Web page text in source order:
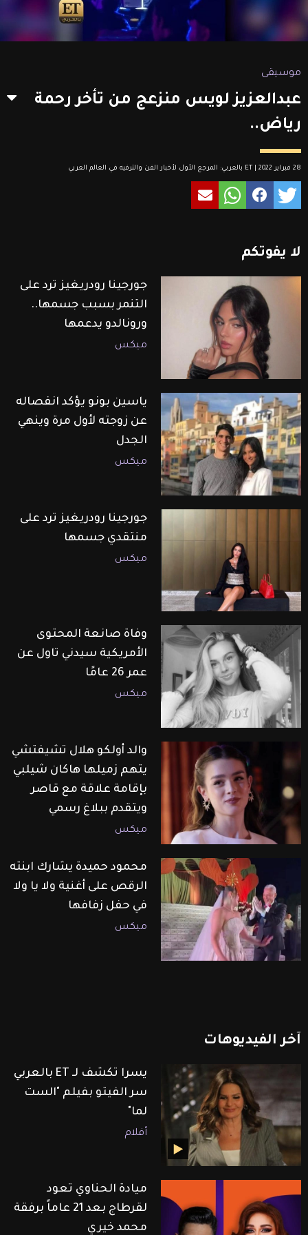
موسيقى
عبدالعزيز لويس منزعج من تأخر رحمة
رياض..
28 فبراير 2022 | ET بالعربي: المرجع الأول لأخبار الفن والترفيه في العالم العربي
لا يفوتكم
جورجينا رودريغيز ترد على
التنمر بسبب جسمها..
ورونالدو يدعمها
ميكس
ياسين بونو يؤكد انفصاله
عن زوجته لأول مرة وينهي
الجدل
ميكس
جورجينا رودريغيز ترد على
منتقدي جسمها
ميكس
وفاة صانعة المحتوى
الأمريكية سيدني تاول عن
عمر 26 عامًا
ميكس
والد أولكو هلال تشيفتشي
يتهم زميلها هاكان شيلبي
بإقامة علاقة مع قاصر
ويتقدم ببلاغ رسمي
ميكس
محمود حميدة يشارك ابنته
الرقص على أغنية ولا يا ولا
في حفل زفافها
ميكس
آخر الفيديوهات
يسرا تكشف لـ ET بالعربي
سر الفيتو بفيلم "الست
لما"
أفلام
ميادة الحناوي تعود
لقرطاج بعد 21 عاماً برفقة
محمد خيري